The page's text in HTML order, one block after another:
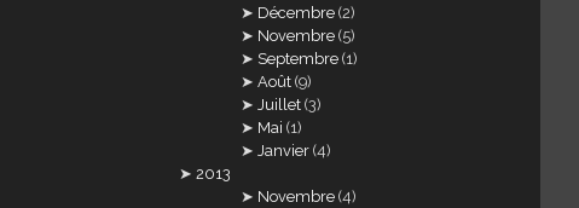
Décembre (2)
Novembre (5)
Septembre (1)
Août (9)
Juillet (3)
Mai (1)
Janvier (4)
2013
Novembre (4)